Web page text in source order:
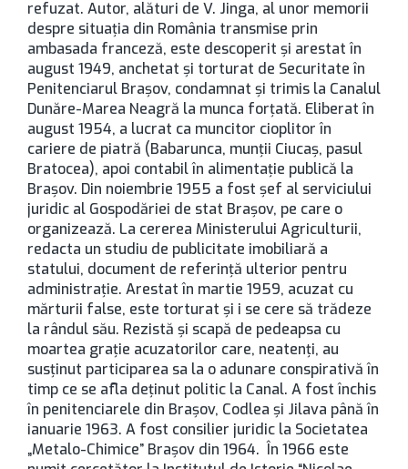
refuzat. Autor, alături de V. Jinga, al unor memorii
despre situația din România transmise prin
ambasada franceză, este descoperit și arestat în
august 1949, anchetat și torturat de Securitate în
Penitenciarul Brașov, condamnat și trimis la Canalul
Dunăre-Marea Neagră la munca forțată. Eliberat în
august 1954, a lucrat ca muncitor cioplitor în
cariere de piatră (Babarunca, munții Ciucaș, pasul
Bratocea), apoi contabil în alimentație publică la
Brașov. Din noiembrie 1955 a fost șef al serviciului
juridic al Gospodăriei de stat Brașov, pe care o
organizează. La cererea Ministerului Agriculturii,
redacta un studiu de publicitate imobiliară a
statului, document de referință ulterior pentru
administrație. Arestat în martie 1959, acuzat cu
mărturii false, este torturat și i se cere să trădeze
la rândul său. Rezistă și scapă de pedeapsa cu
moartea grație acuzatorilor care, neatenți, au
susținut participarea sa la o adunare conspirativă în
timp ce se afla deținut politic la Canal. A fost închis
în penitenciarele din Brașov, Codlea și Jilava până în
ianuarie 1963. A fost consilier juridic la Societatea
„Metalo-Chimice” Brașov din 1964. În 1966 este